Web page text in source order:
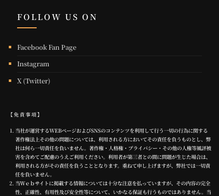
FOLLOW US ON
Facebook Fan Page
Instagram
X (Twitter)
【免責事項】
当社が運営するWEBページおよびSNSのコンテンツを利用して行う一切の行為に関する
著作権法上その他の問題については、利用される方においてその責任を負うものとし、弊
社は何ら一切責任を負いません。著作権・人格権・プライバシー・その他の人権等風評被
害を含めてご配慮のうえご利用ください。利用者が第三者との間に問題が生じた場合は、
利用される方がその責任を負うこととなります。重ねて申し上げますが、弊社では一切責
任を負いません。
当Ｗｅｂサイトに掲載する情報については十分な注意を払っていますが、その内容の完全
性、正確性、有用性及び安全性等について、いかなる保証も行うものではありません。当